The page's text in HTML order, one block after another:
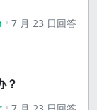
7 月 23 日回答
？